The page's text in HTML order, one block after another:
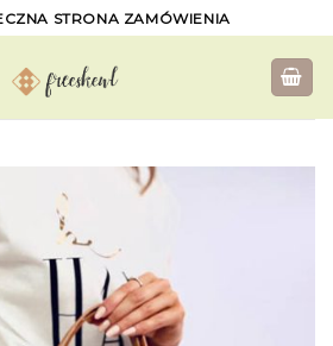
STRONA ZAMÓWIENIA